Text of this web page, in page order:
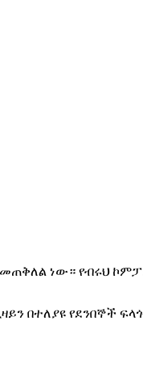
ነው። የብሩህ
በተለያዩ የደንበኞች